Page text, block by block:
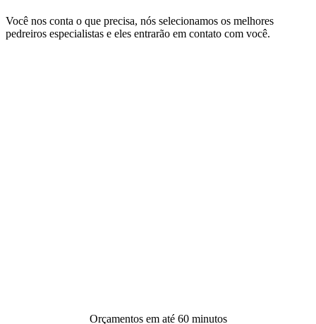
Você nos conta o que precisa, nós selecionamos os melhores
pedreiros especialistas e eles entrarão em contato com você.
Orçamentos em até 60 minutos